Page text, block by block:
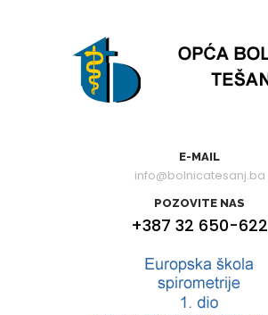
E-MAIL
info@bolnicatesanj.ba
POZOVITE NAS
+387 32 650-622